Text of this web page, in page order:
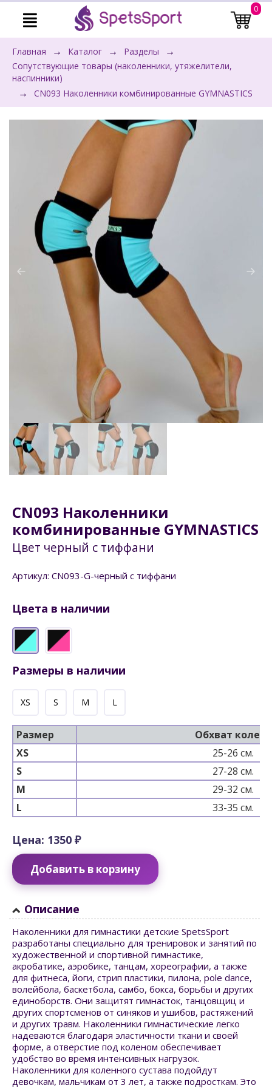
0
Главная → Каталог → Разделы →
Сопутствующие товары (наколенники, утяжелители,
наспинники)
→ CN093 Наколенники комбинированные GYMNASTICS
CN093 Наколенники
комбинированные GYMNASTICS
Цвет черный с тиффани
Артикул: CN093-G-черный с тиффани
Цвета в наличии
Размеры в наличии
XS S M L
Размер
Обхват колена
XS
25-26 см.
S
27-28 см.
M
29-32 см.
L
33-35 см.
Цена: 1350 ₽
Добавить в корзину
Описание
Наколенники для гимнастики детские SpetsSport
разработаны специально для тренировок и занятий по
художественной и спортивной гимнастике,
акробатике, аэробике, танцам, хореографии, а также
для фитнеса, йоги, стрип пластики, пилона, pole dance,
волейбола, баскетбола, самбо, бокса, борьбы и других
единоборств. Они защитят гимнасток, танцовщиц и
других спортсменов от синяков и ушибов, растяжений
и других травм. Наколенники гимнастические легко
надеваются благодаря эластичности ткани и своей
форме, а отверстие под коленом обеспечивает
удобство во время интенсивных нагрузок.
Наколенники для коленного сустава подойдут
девочкам, мальчикам от 3 лет, а также подросткам. Это